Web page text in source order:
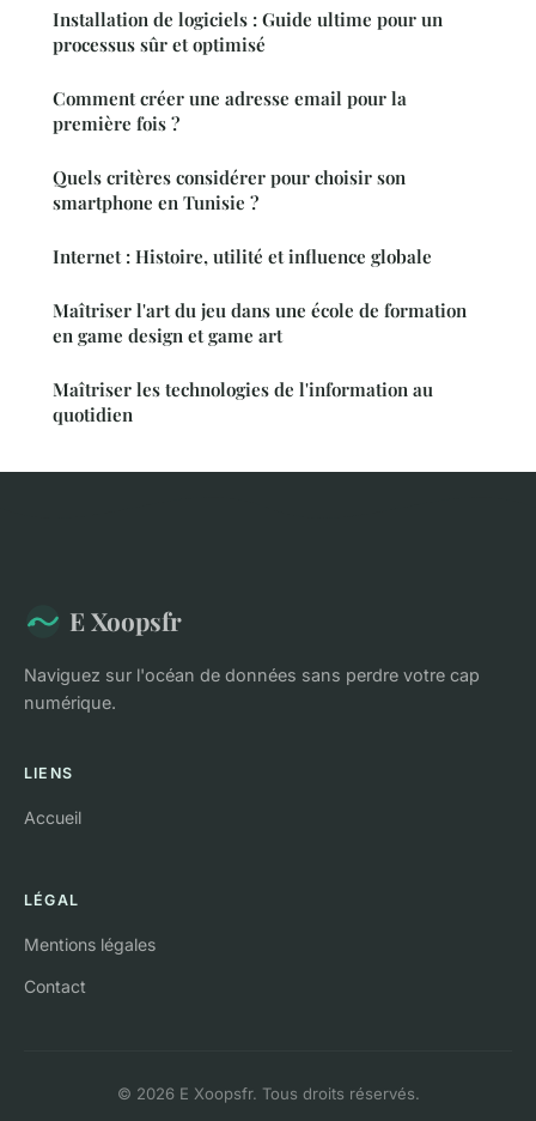
Installation de logiciels : Guide ultime pour un
processus sûr et optimisé
Comment créer une adresse email pour la
première fois ?
Quels critères considérer pour choisir son
smartphone en Tunisie ?
Internet : Histoire, utilité et influence globale
Maîtriser l'art du jeu dans une école de formation
en game design et game art
Maîtriser les technologies de l'information au
quotidien
E Xoopsfr
Naviguez sur l'océan de données sans perdre votre cap
numérique.
LIENS
Accueil
LÉGAL
Mentions légales
Contact
© 2026 E Xoopsfr. Tous droits réservés.